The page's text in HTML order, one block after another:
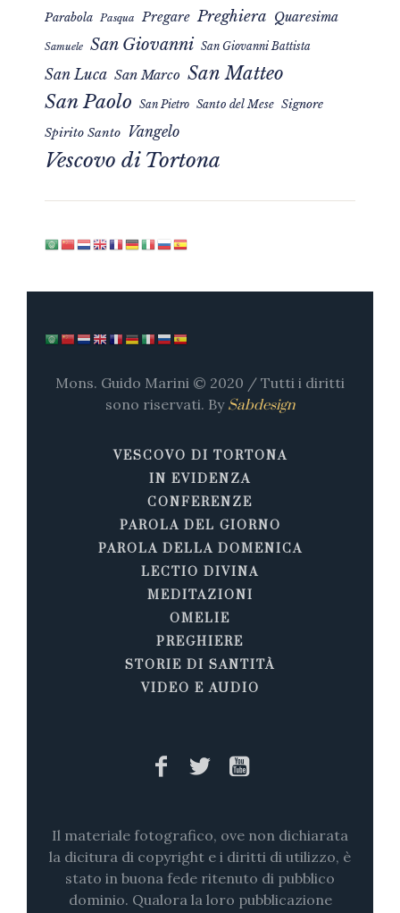
Parabola Pasqua Pregare Preghiera Quaresima
Samuele San Giovanni San Giovanni Battista
San Luca San Marco San Matteo
San Paolo San Pietro Santo del Mese Signore
Spirito Santo Vangelo
Vescovo di Tortona
Mons. Guido Marini © 2020 / Tutti i diritti
sono riservati. By Sabdesign
VESCOVO DI TORTONA
IN EVIDENZA
CONFERENZE
PAROLA DEL GIORNO
PAROLA DELLA DOMENICA
LECTIO DIVINA
MEDITAZIONI
OMELIE
PREGHIERE
STORIE DI SANTITÀ
VIDEO E AUDIO
Il materiale fotografico, ove non dichiarata
la dicitura di copyright e i diritti di utilizzo, è
stato in buona fede ritenuto di pubblico
dominio. Qualora la loro pubblicazione